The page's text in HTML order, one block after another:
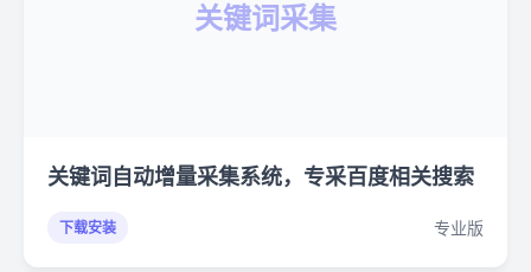
关键词采集
关键词自动增量采集系统，专采百度相关搜索
下载安装 专业版